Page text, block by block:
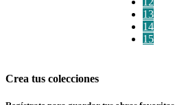
13
14
15
Crea tus colecciones